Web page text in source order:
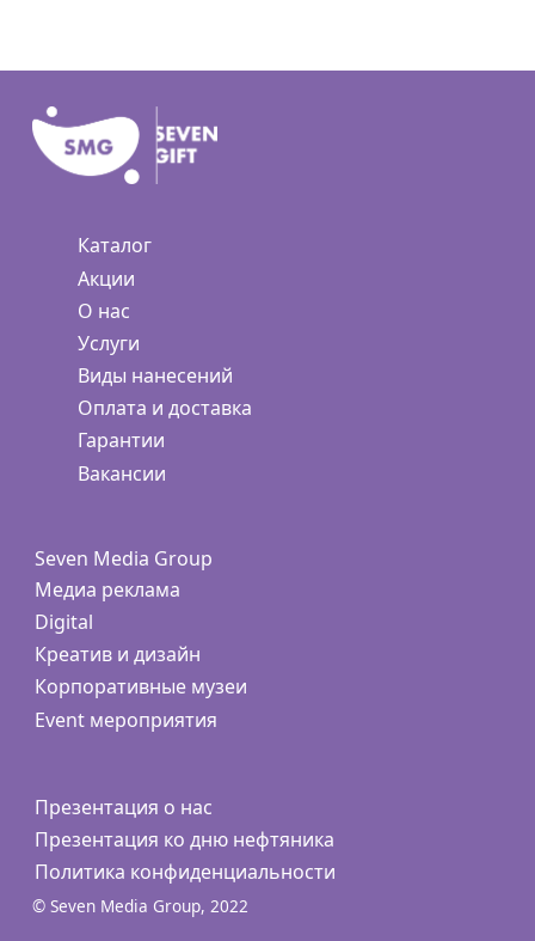
Каталог
Акции
О нас
Услуги
Виды нанесений
Оплата и доставка
Гарантии
Вакансии
Seven Media Group
Медиа реклама
Digital
Креатив и дизайн
Корпоративные музеи
Event мероприятия
Презентация о нас
Презентация ко дню нефтяника
Политика конфиденциальности
© Seven Media Group, 2022